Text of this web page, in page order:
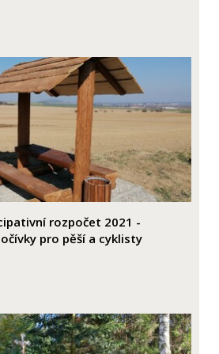
rozpočet 2021 -
pro pěší a cyklisty